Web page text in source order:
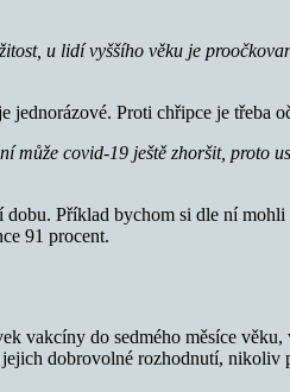
u lidí vyššího věku je
Proti chřipce je třeba
může covid-19 ještě zhoršit, proto
Příklad bychom si dle ní
91 procent.
vakcíny do sedmého měsíce
dobrovolné rozhodnutí,